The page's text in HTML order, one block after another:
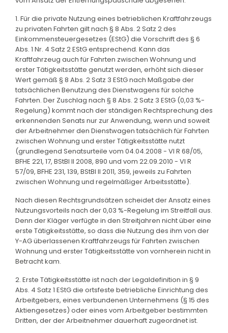
1. Für die private Nutzung eines betrieblichen Kraftfahrzeugs
zu privaten Fahrten gilt nach § 8 Abs. 2 Satz 2 des
Einkommensteuergesetzes (EStG) die Vorschrift des § 6
Abs. 1 Nr. 4 Satz 2 EStG entsprechend. Kann das
Kraftfahrzeug auch für Fahrten zwischen Wohnung und
erster Tätigkeitsstätte genutzt werden, erhöht sich dieser
Wert gemäß § 8 Abs. 2 Satz 3 EStG nach Maßgabe der
tatsächlichen Benutzung des Dienstwagens für solche
Fahrten. Der Zuschlag nach § 8 Abs. 2 Satz 3 EStG (0,03 %-
Regelung) kommt nach der ständigen Rechtsprechung des
erkennenden Senats nur zur Anwendung, wenn und soweit
der Arbeitnehmer den Dienstwagen tatsächlich für Fahrten
zwischen Wohnung und erster Tätigkeitsstätte nutzt
(grundlegend Senatsurteile vom 04.04.2008 - VI R 68/05,
BFHE 221, 17, BStBl II 2008, 890 und vom 22.09.2010 - VI R
57/09, BFHE 231, 139, BStBl II 2011, 359, jeweils zu Fahrten
zwischen Wohnung und regelmäßiger Arbeitsstätte).
Nach diesen Rechtsgrundsätzen scheidet der Ansatz eines
Nutzungsvorteils nach der 0,03 %-Regelung im Streitfall aus.
Denn der Kläger verfügte in den Streitjahren nicht über eine
erste Tätigkeitsstätte, so dass die Nutzung des ihm von der
Y-AG überlassenen Kraftfahrzeugs für Fahrten zwischen
Wohnung und erster Tätigkeitsstätte von vornherein nicht in
Betracht kam.
2. Erste Tätigkeitsstätte ist nach der Legaldefinition in § 9
Abs. 4 Satz 1 EStG die ortsfeste betriebliche Einrichtung des
Arbeitgebers, eines verbundenen Unternehmens (§ 15 des
Aktiengesetzes) oder eines vom Arbeitgeber bestimmten
Dritten, der der Arbeitnehmer dauerhaft zugeordnet ist.